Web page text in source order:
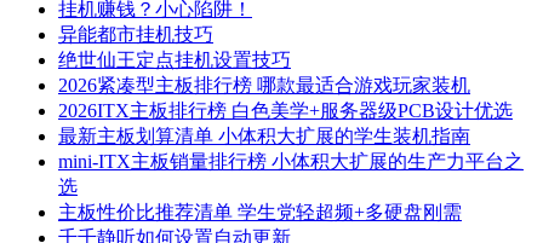
挂机赚钱？小心陷阱！
异能都市挂机技巧
绝世仙王定点挂机设置技巧
2026紧凑型主板排行榜 哪款最适合游戏玩家装机
2026ITX主板排行榜 白色美学+服务器级PCB设计优选
最新主板划算清单 小体积大扩展的学生装机指南
mini-ITX主板销量排行榜 小体积大扩展的生产力平台之
选
主板性价比推荐清单 学生党轻超频+多硬盘刚需
千千静听如何设置自动更新